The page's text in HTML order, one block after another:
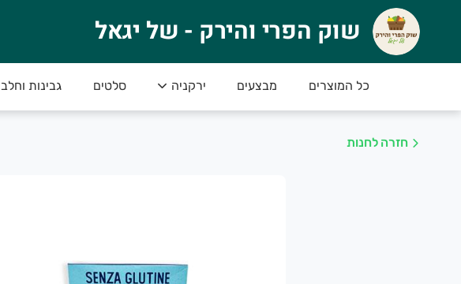
שוק הפרי והירק - של יגאל
רק אצלנו תמצאו סחורה פרימיום – הכי טרי, הכי איכותי והכי טעים!
*************************************************
סחורה טרייה מדי יום – הכל ברמה הגבוהה ביותר.
שוק הפרי והירק - של יגאל
כל המוצרים מבצעים ירקניה סלטים גבינות וחלב
חזרה לחנות